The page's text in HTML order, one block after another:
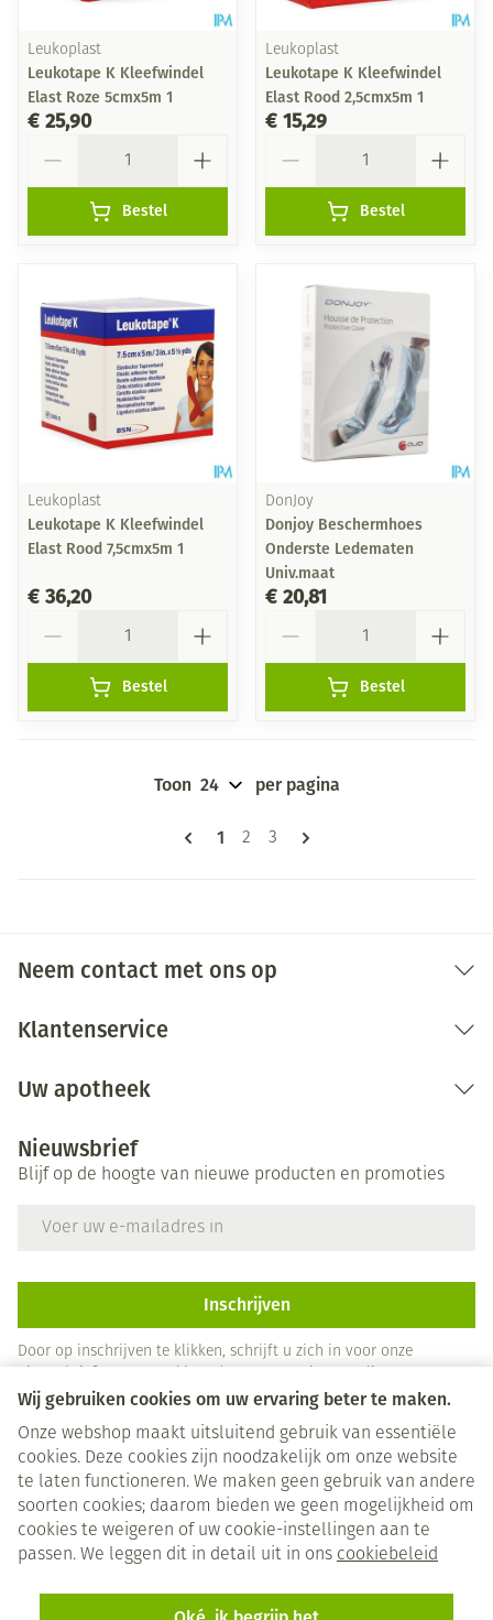
Wij gebruiken cookies om uw ervaring beter te maken.
Onze webshop maakt uitsluitend gebruik van essentiële
cookies. Deze cookies zijn noodzakelijk om onze website
te laten functioneren. We maken geen gebruik van andere
soorten cookies; daarom bieden we geen mogelijkheid om
cookies te weigeren of uw cookie-instellingen aan te
passen. We leggen dit in detail uit in ons cookiebeleid
Leukoplast
Leukotape K Kleefwindel
Elast Roze 5cmx5m 1
€ 25,90
Bestel
Leukoplast
Leukotape K Kleefwindel
Elast Rood 2,5cmx5m 1
€ 15,29
Bestel
Leukoplast
Leukotape K Kleefwindel
Elast Rood 7,5cmx5m 1
€ 36,20
Bestel
DonJoy
Donjoy Beschermhoes
Onderste Ledematen
Univ.maat
€ 20,81
Bestel
Pagina's
U lees momenteel pagina
1 Pagina
2 Pagina
3
Toon per pagina
Neem contact met ons op
Klantenservice
Uw apotheek
Nieuwsbrief
Blijf op de hoogte van nieuwe producten en promoties
Inschrijven
Door op inschrijven te klikken, schrijft u zich in voor onze
Juridische links